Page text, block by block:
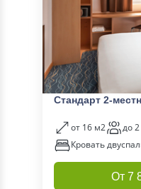
Стандарт 2-
от 16 м2
до
Кровать
От 7